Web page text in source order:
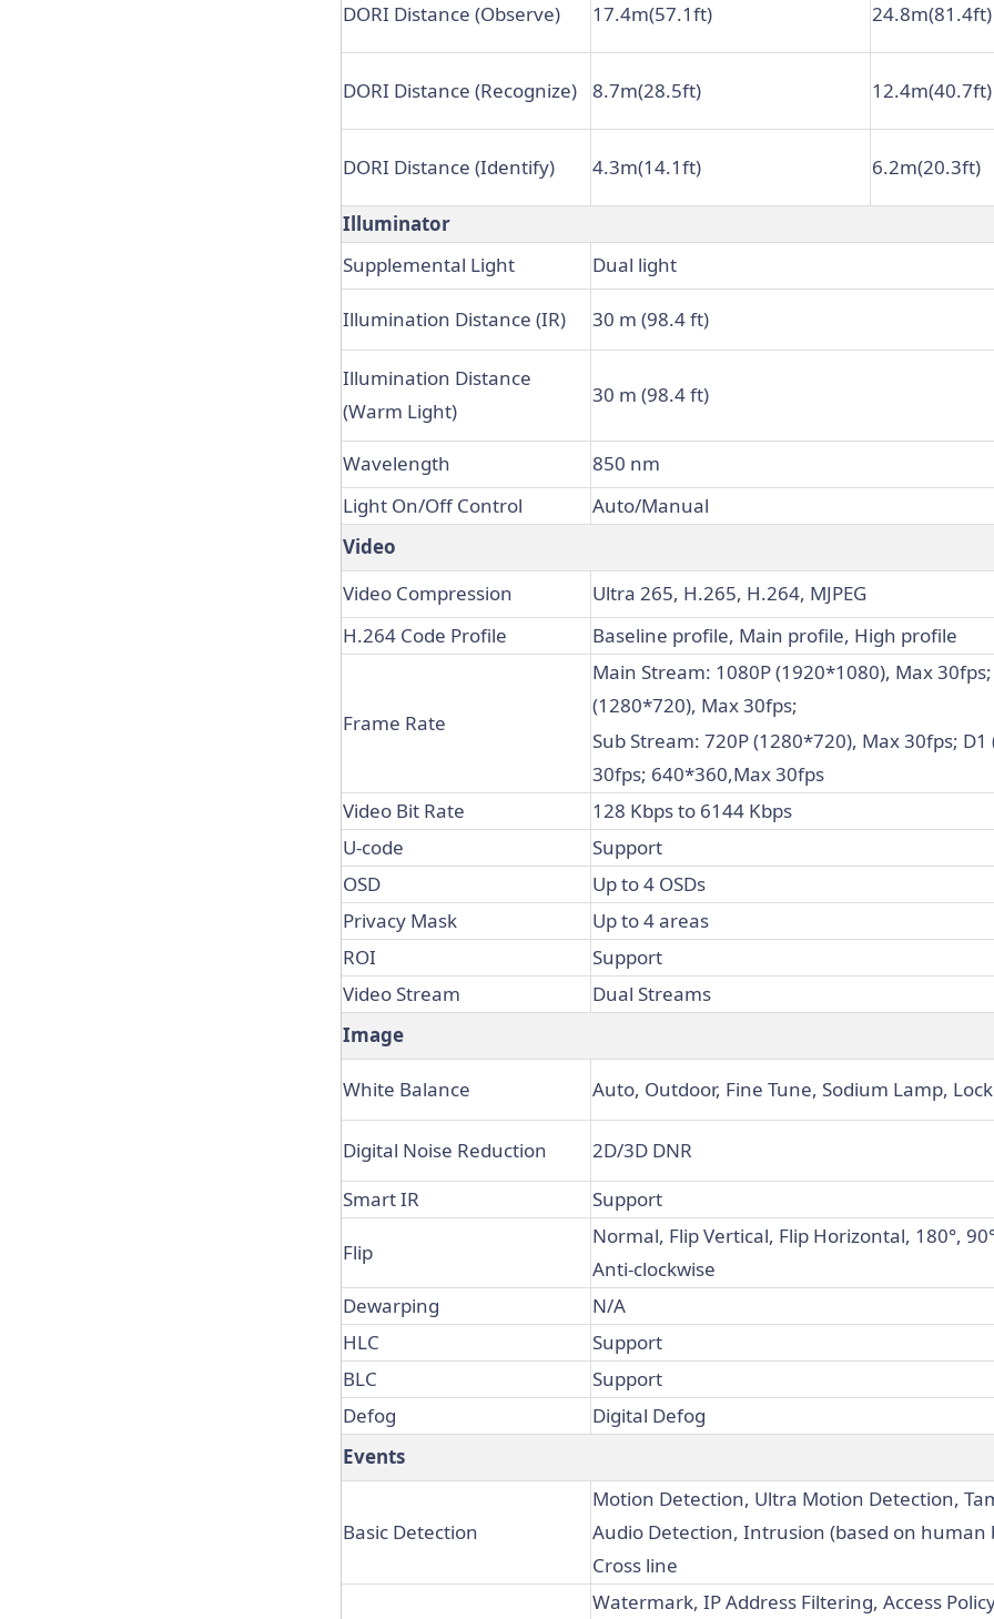
DORI Distance (Observe) 17.4m(57.1ft) 24.8m(81.4ft)
DORI Distance (Recognize) 8.7m(28.5ft) 12.4m(40.7ft)
DORI Distance (Identify) 4.3m(14.1ft) 6.2m(20.3ft)
Illuminator
Supplemental Light
Dual light
Illumination Distance (IR) 30 m (98.4 ft)
Illumination Distance
(Warm Light)
30 m (98.4 ft)
Wavelength
850 nm
Light On/Off Control
Auto/Manual
Video
Video Compression
Ultra 265, H.265, H.264, MJPEG
H.264 Code Profile
Baseline profile, Main profile, High profile
Frame Rate
Main Stream: 1080P (1920*1080), Max
(1280*720), Max 30fps;
Sub Stream: 720P (1280*720), Max 30fps;
30fps; 640*360,Max 30fps
Video Bit Rate
128 Kbps to 6144 Kbps
U-code
Support
OSD
Up to 4 OSDs
Privacy Mask
Up to 4 areas
ROI
Support
Video Stream
Dual Streams
Image
White Balance Auto, Outdoor, Fine Tune, Sodium Lamp,
Digital Noise Reduction
2D/3D DNR
Smart IR
Support
Flip
Normal, Flip Vertical, Flip Horizontal, 180°,
Anti-clockwise
Dewarping
N/A
HLC
Support
BLC
Support
Defog
Digital Defog
Events
Basic Detection
Motion Detection, Ultra Motion Detection,
Audio Detection, Intrusion (based on human
Cross line
Watermark, IP Address Filtering, Access